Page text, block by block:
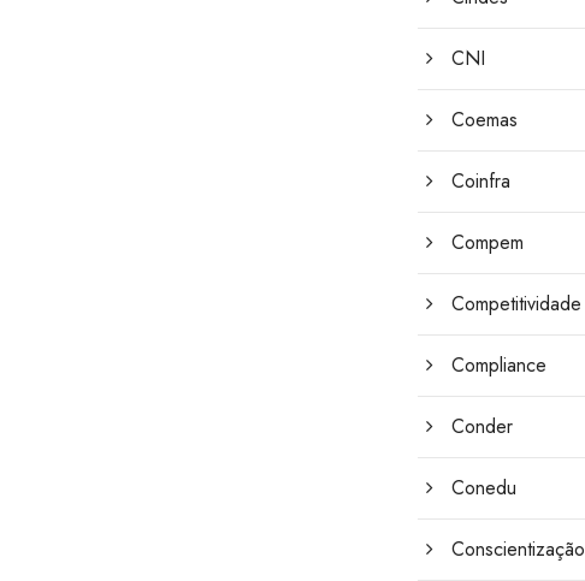
CNI
Coemas
Coinfra
Compem
Competitividade
Compliance
Conder
Conedu
Conscientização